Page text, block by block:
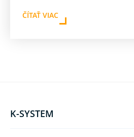
ČÍTAŤ VIAC
K-SYSTEM